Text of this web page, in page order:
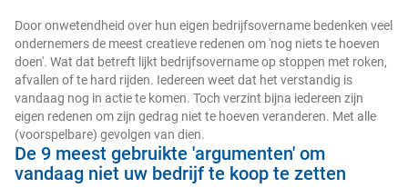
Door onwetendheid over hun eigen bedrijfsovername bedenken veel
ondernemers de meest creatieve redenen om 'nog niets te hoeven
doen'. Wat dat betreft lijkt bedrijfsovername op stoppen met roken,
afvallen of te hard rijden. Iedereen weet dat het verstandig is
vandaag nog in actie te komen. Toch verzint bijna iedereen zijn
eigen redenen om zijn gedrag niet te hoeven veranderen. Met alle
(voorspelbare) gevolgen van dien.
De 9 meest gebruikte 'argumenten' om
vandaag niet uw bedrijf te koop te zetten